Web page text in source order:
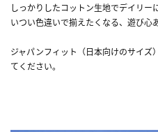
しっかりしたコットン生地でデイリー
いつい色違いで揃えたくなる、遊び心
ジャパンフィット（日本向けのサイズ
てください。